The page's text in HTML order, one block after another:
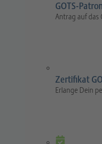
GOTS-
Antrag auf das
Zertifikat
Erlange Dein